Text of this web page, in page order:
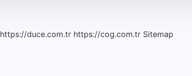
https://duce.com.tr https://cog.com.tr Sitemap